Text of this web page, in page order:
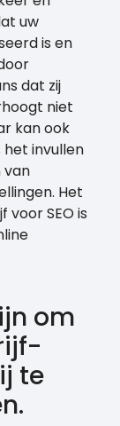
uw
is en
dat zij
niet
kan ook
het invullen
van
Het
voor SEO is
om
te